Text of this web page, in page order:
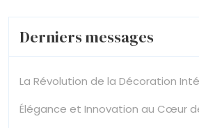
Derniers messages
La Révolution de la Décoration
Élégance et Innovation au Cœur